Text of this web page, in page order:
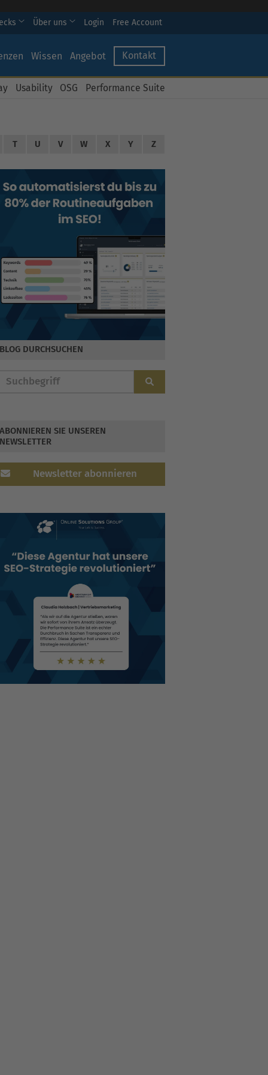
Über uns Login Free Account
Wissen Angebot Kontakt
Usability OSG Performance Suite
T U V W X Y Z
BLOG DURCHSUCHEN
ABONNIEREN SIE UNSEREN
NEWSLETTER
Newsletter abonnieren